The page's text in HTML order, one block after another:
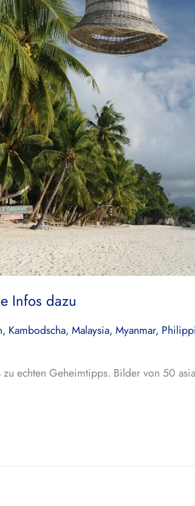
Infos dazu
, Kambodscha, Malaysia, Myanmar,
echten Geheimtipps. Bilder von 50